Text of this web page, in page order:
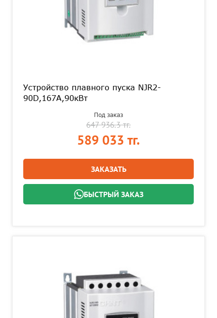
Устройство плавного пуска NJR2-
90D,167А,90кВт
Под заказ
647 936.3 тг.
589 033 тг.
ЗАКАЗАТЬ
БЫСТРЫЙ ЗАКАЗ